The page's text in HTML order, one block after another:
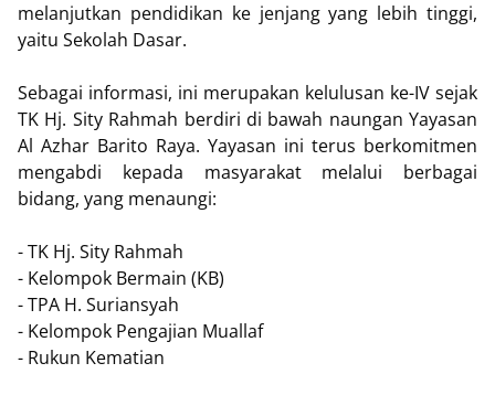
melanjutkan pendidikan ke jenjang yang lebih tinggi,
yaitu Sekolah Dasar.
Sebagai informasi, ini merupakan kelulusan ke-IV sejak
TK Hj. Sity Rahmah berdiri di bawah naungan Yayasan
Al Azhar Barito Raya. Yayasan ini terus berkomitmen
mengabdi kepada masyarakat melalui berbagai
bidang, yang menaungi:
- TK Hj. Sity Rahmah
- Kelompok Bermain (KB)
- TPA H. Suriansyah
- Kelompok Pengajian Muallaf
- Rukun Kematian